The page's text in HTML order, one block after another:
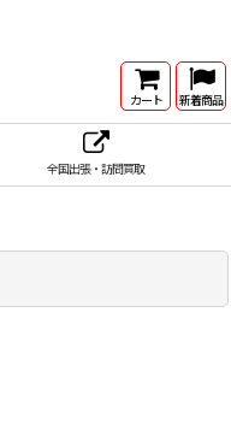
カート 新着商品
全国出張・訪問買取